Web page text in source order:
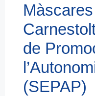
de
(SEPAP)